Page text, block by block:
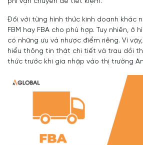
Đối với từng hình thức kinh doanh khác
FBM hay FBA cho phù hợp. Tuy nhiên, ở
có những ưu và nhược điểm riêng. Vì
hiểu thông tin thật chi tiết và trau dồi
thức trước khi gia nhập vào thị trường